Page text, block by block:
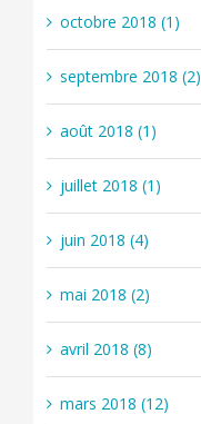
octobre 2018 (1)
septembre 2018 (2)
août 2018 (1)
juillet 2018 (1)
juin 2018 (4)
mai 2018 (2)
avril 2018 (8)
mars 2018 (12)